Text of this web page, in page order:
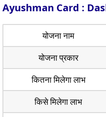
Ayushman Card :
योजना नाम
योजना प्रकार
कितना मिलेगा लाभ
किसे मिलेगा लाभ